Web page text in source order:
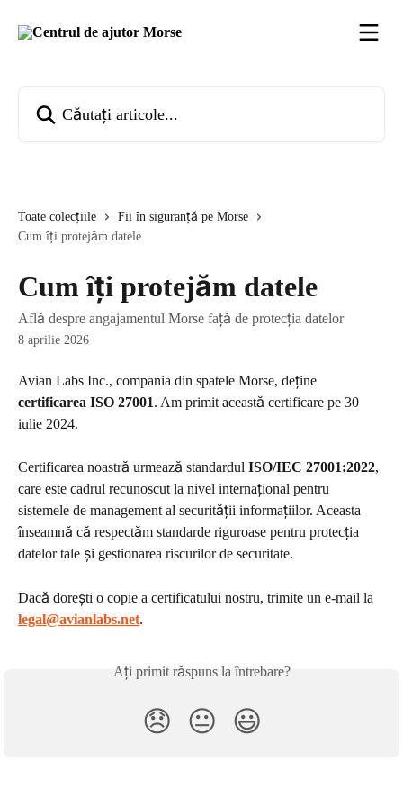
Toate colecțiile
Fii în siguranță pe Morse
Cum îți protejăm datele
Cum îți protejăm datele
Află despre angajamentul Morse față de protecția datelor
8 aprilie 2026
Avian Labs Inc., compania din spatele Morse, deține
certificarea ISO 27001. Am primit această certificare pe 30
iulie 2024.
Certificarea noastră urmează standardul ISO/IEC 27001:2022,
care este cadrul recunoscut la nivel internațional pentru
sistemele de management al securității informațiilor. Aceasta
înseamnă că respectăm standarde riguroase pentru protecția
datelor tale și gestionarea riscurilor de securitate.
Dacă dorești o copie a certificatului nostru, trimite un e-mail la
legal@avianlabs.net.
Ați primit răspuns la întrebare?
😞 😐 😃